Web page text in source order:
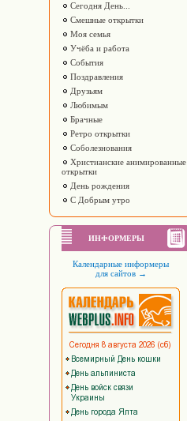
Сегодня День...
Смешные открытки
Моя семья
Учёба и работа
События
Поздравления
Друзьям
Любимым
Брачные
Ретро открытки
Соболезнования
Христианские анимированные
открытки
День рождения
С Добрым утро
ИНФОРМЕРЫ
Календарные информеры
для сайтов →